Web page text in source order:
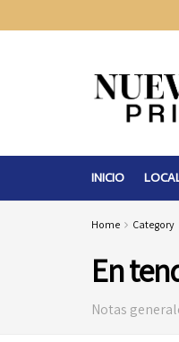
INICIO
Home Category
En
Notas